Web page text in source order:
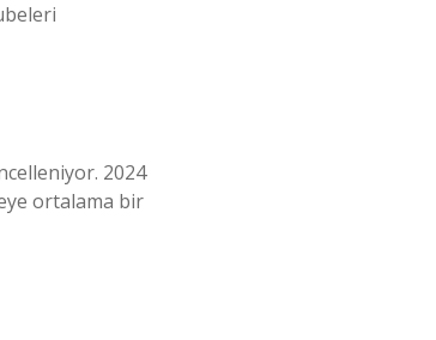
2024
ortalama bir